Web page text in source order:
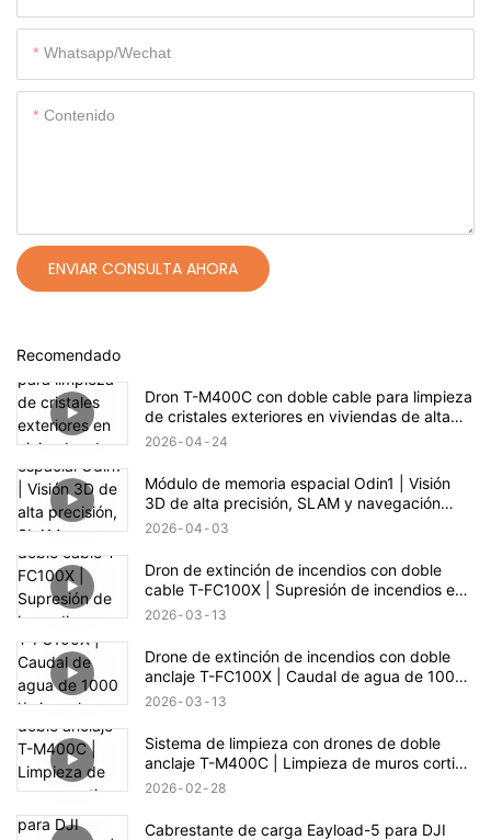
Whatsapp/wechat
Contenido
ENVIAR CONSULTA AHORA
Recomendado
Dron T-M400C con doble cable para limpieza
de cristales exteriores en viviendas de alta
gama | Alcance de 60 m
2026 04 24
Módulo de memoria espacial Odin1 | Visión
3D de alta precisión, SLAM y navegación
autónoma
2026 04 03
Dron de extinción de incendios con doble
cable T-FC100X | Supresión de incendios en
edificios de gran altura hasta 100 m
2026 03 13
Drone de extinción de incendios con doble
anclaje T-FC100X | Caudal de agua de 1000
l/min y alcance de 100 m para rescate en
2026 03 13
Sistema de limpieza con drones de doble
anclaje T-M400C | Limpieza de muros cortina
de vidrio en plazas comerciales
2026 02 28
Cabrestante de carga Eayload-5 para DJI